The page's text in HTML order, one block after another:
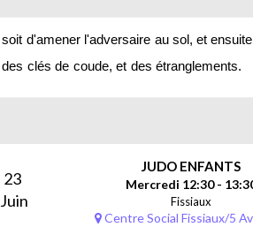
soit d'amener l'adversaire au sol,et ensuite
des clés de coude, et des étranglements.
23
Juin
JUDO ENFANTS
Mercredi 12:30 -
Fissiaux
Centre Social Fissiaux/5